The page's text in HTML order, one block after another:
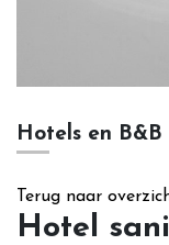
Hotels en B&B
Terug naar
Hotel